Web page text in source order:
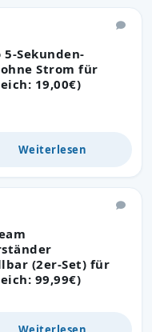
Sekunden-
Strom für
19,00€)
Weiterlesen
(2er-Set) für
99,99€)